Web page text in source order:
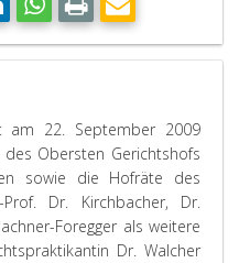
am 22. September 2009
Obersten Gerichtshofs
sowie die Hofräte des
Dr. Kirchbacher, Dr.
Foregger als weitere
Dr. Walcher